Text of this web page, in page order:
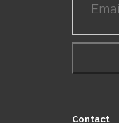
Contact